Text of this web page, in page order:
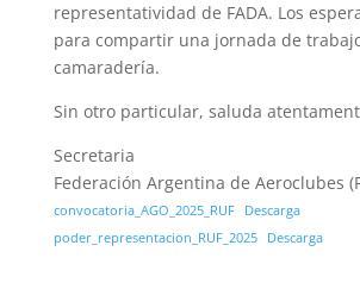
representatividad de FADA. Los
para compartir una jornada de
camaradería.
Sin otro particular, saluda
Secretaria
Federación Argentina de Aeroclubes
convocatoria_AGO_2025_RUF
Descarga
poder_representacion_RUF_2025
Descarga